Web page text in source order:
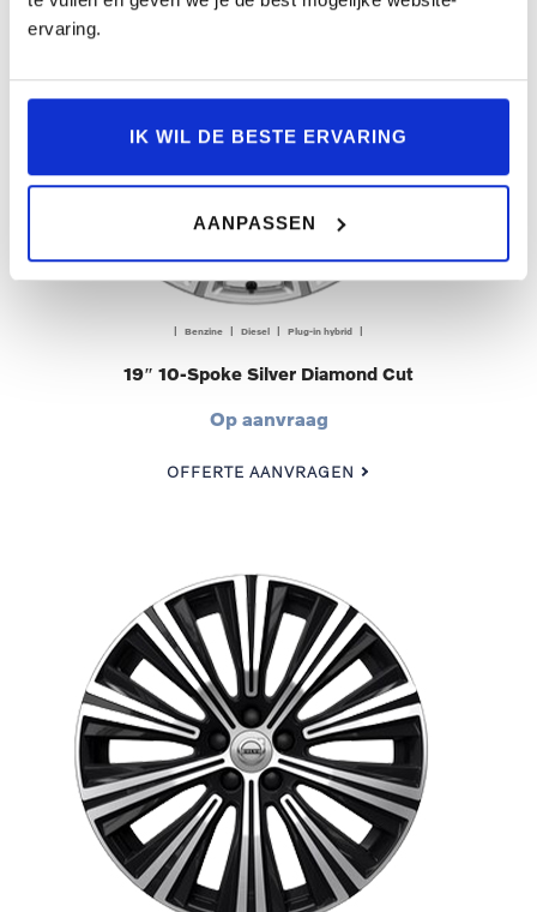
ervaring.
IK WIL DE BESTE ERVARING
AANPASSEN
| Benzine | Diesel | Plug-in hybrid |
19″ 10-Spoke Silver Diamond Cut
Op aanvraag
OFFERTE AANVRAGEN